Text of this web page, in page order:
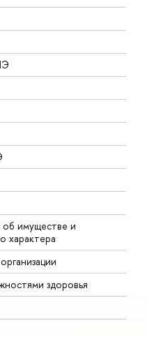
об имуществе и
характера
здоровья